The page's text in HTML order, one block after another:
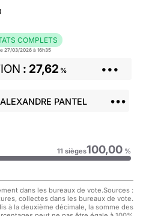
COMPLETS
27/03/2026 à 16h35
27,62 % •••
PANTEL •••
11 sièges100,00%
dans les bureaux de vote.Sources :
collectes dans les bureaux de vote.
à la deuxième décimale, la somme des